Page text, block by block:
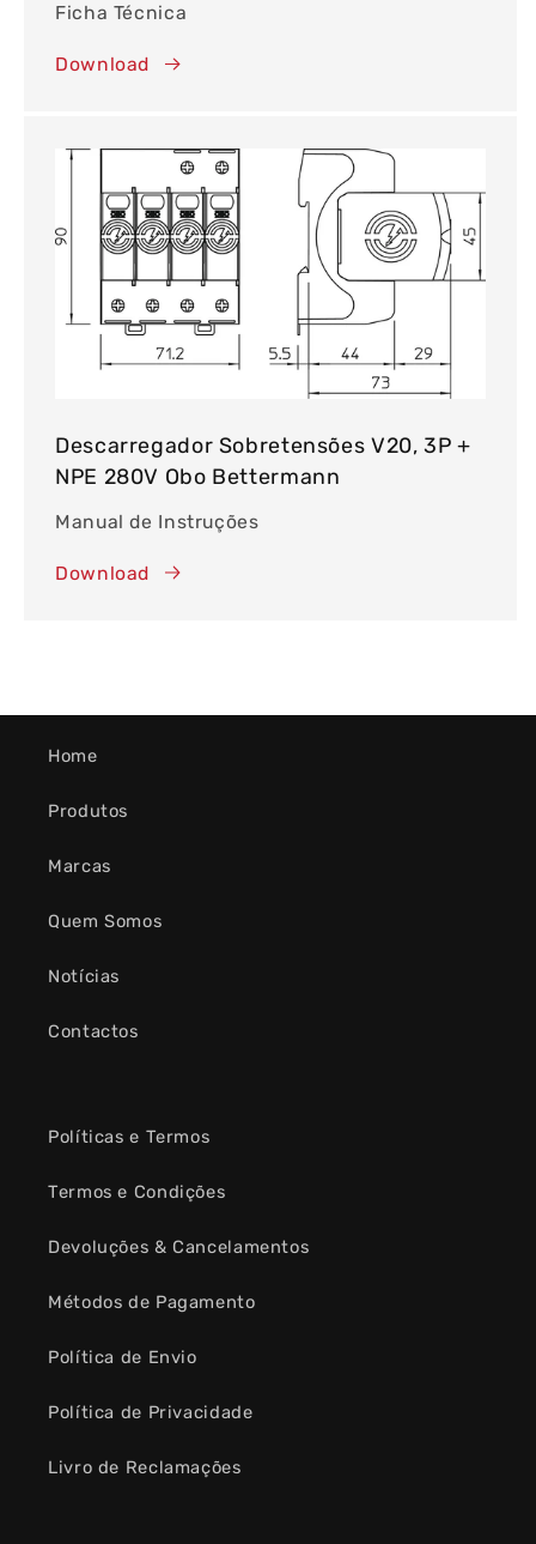
Ficha Técnica
Download
Descarregador Sobretensões V20, 3P +
NPE 280V Obo Bettermann
Manual de Instruções
Download
Home
Produtos
Marcas
Quem Somos
Notícias
Contactos
Políticas e Termos
Termos e Condições
Devoluções & Cancelamentos
Métodos de Pagamento
Política de Envio
Política de Privacidade
Livro de Reclamações